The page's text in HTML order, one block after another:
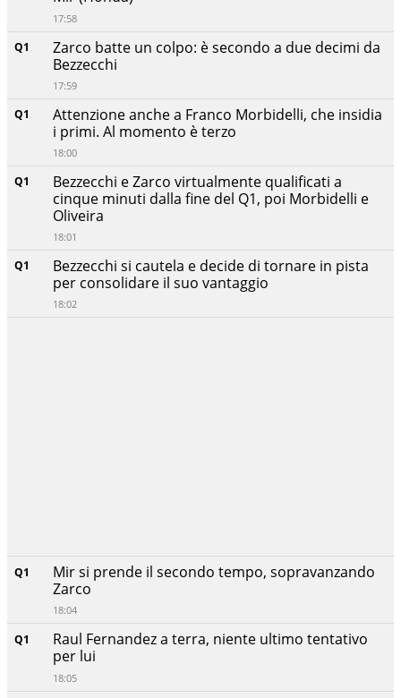
Q1
Raul Fernandez a terra, niente ultimo tentativo
per lui
18:05
Q1
Mir si prende il secondo tempo, sopravanzando
Zarco
18:04
Q1
Bezzecchi si cautela e decide di tornare in pista
per consolidare il suo vantaggio
18:02
Q1
Bezzecchi e Zarco virtualmente qualificati a
cinque minuti dalla fine del Q1, poi Morbidelli e
Oliveira
18:01
Q1
Attenzione anche a Franco Morbidelli, che insidia
i primi. Al momento è terzo
18:00
Q1
Zarco batte un colpo: è secondo a due decimi da
Bezzecchi
17:59
17:58